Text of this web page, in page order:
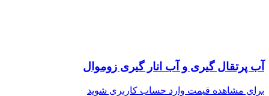
آب پرتقال گیری و آب انار گیری زوموال
برای مشاهده قیمت وارد حساب کاربری شوید